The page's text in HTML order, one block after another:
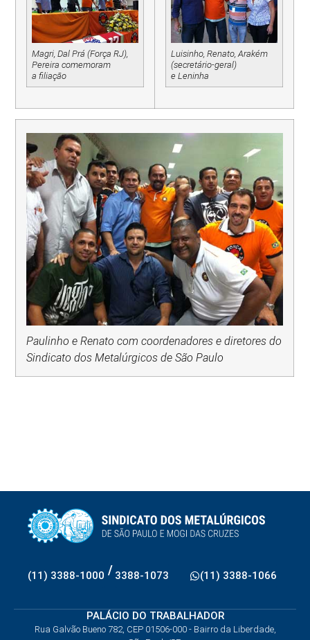
Magri, Dal Prá (Força RJ),
Pereira comemoram
a filiação
Luisinho, Renato, Arakém
(secretário-geral)
e Leninha
Paulinho e Renato com coordenadores e diretores do
Sindicato dos Metalúrgicos de São Paulo
(11) 3388-1000 / 3388-1073 (11) 3388-1066
PALÁCIO DO TRABALHADOR
Rua Galvão Bueno 782, CEP 01506-000 - Bairro da Liberdade,